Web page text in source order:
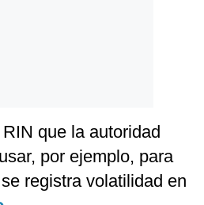
que la autoridad
por ejemplo, para
registra volatilidad en